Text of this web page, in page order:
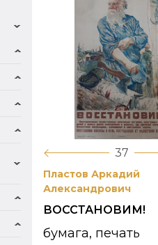
37
Пластов Аркадий
Александрович
ВОССТАНОВИМ!
бумага, печать